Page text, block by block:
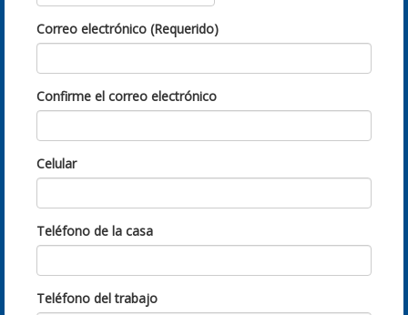
Correo electrónico (Requerido)
Confirme el correo electrónico
Celular
Teléfono de la casa
Teléfono del trabajo